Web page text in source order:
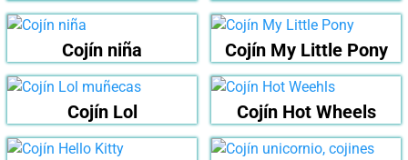
Cojín niña Cojín My Little Pony
Cojín Lol Cojín Hot Wheels